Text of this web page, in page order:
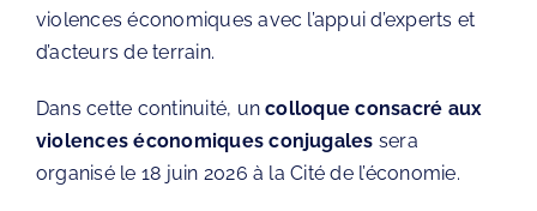
violences économiques avec l’appui d’experts et
d’acteurs de terrain.
Dans cette continuité, uncolloque consacré aux
violences économiques conjugales sera
organisé le 18 juin 2026 à laCité de l’économie.